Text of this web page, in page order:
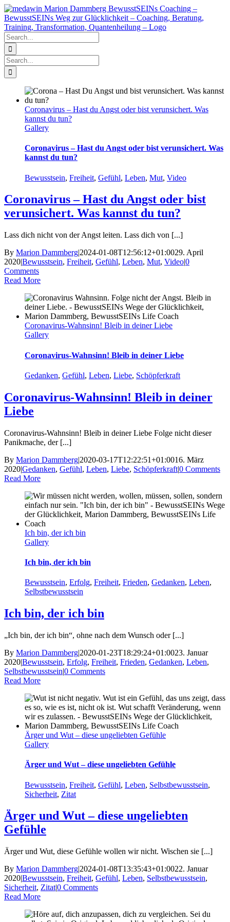
Skip
to
content
Search
for:
Search
for:
Coronavirus – Hast du Angst oder bist verunsichert. Was
kannst du tun?
Gallery
Coronavirus – Hast du Angst oder bist verunsichert. Was
kannst du tun?
Bewusstsein, Freiheit, Gefühl, Leben, Mut, Video
Coronavirus – Hast du Angst oder bist
verunsichert. Was kannst du tun?
Lass dich nicht von der Angst leiten. Lass dich von [...]
By Marion Dammberg|2024-01-08T12:56:12+01:0029. April
2020|Bewusstsein, Freiheit, Gefühl, Leben, Mut, Video|0
Comments
Read More
Coronavirus-Wahnsinn! Bleib in deiner Liebe
Gallery
Coronavirus-Wahnsinn! Bleib in deiner Liebe
Gedanken, Gefühl, Leben, Liebe, Schöpferkraft
Coronavirus-Wahnsinn! Bleib in deiner
Liebe
Coronavirus-Wahnsinn! Bleib in deiner Liebe Folge nicht dieser
Panikmache, der [...]
By Marion Dammberg|2020-03-17T12:22:51+01:0016. März
2020|Gedanken, Gefühl, Leben, Liebe, Schöpferkraft|0 Comments
Read More
Ich bin, der ich bin
Gallery
Ich bin, der ich bin
Bewusstsein, Erfolg, Freiheit, Frieden, Gedanken, Leben,
Selbstbewusstsein
Ich bin, der ich bin
„Ich bin, der ich bin“, ohne nach dem Wunsch oder [...]
By Marion Dammberg|2020-01-23T18:29:24+01:0023. Januar
2020|Bewusstsein, Erfolg, Freiheit, Frieden, Gedanken, Leben,
Selbstbewusstsein|0 Comments
Read More
Ärger und Wut – diese ungeliebten Gefühle
Gallery
Ärger und Wut – diese ungeliebten Gefühle
Bewusstsein, Freiheit, Gefühl, Leben, Selbstbewusstsein,
Sicherheit, Zitat
Ärger und Wut – diese ungeliebten
Gefühle
Ärger und Wut, diese Gefühle wollen wir nicht. Wischen sie [...]
By Marion Dammberg|2024-01-08T13:35:43+01:0022. Januar
2020|Bewusstsein, Freiheit, Gefühl, Leben, Selbstbewusstsein,
Sicherheit, Zitat|0 Comments
Read More